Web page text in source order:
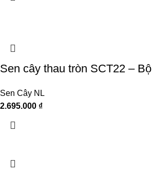
Sen cây thau tròn SCT22 – Bộ
Sen Cây NL
2.695.000 ₫